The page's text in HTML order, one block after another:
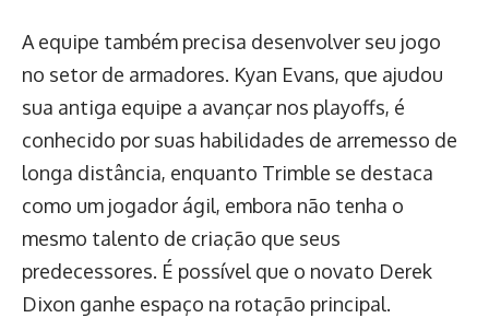
A equipe também precisa desenvolver seu jogo
no setor de armadores. Kyan Evans, que ajudou
sua antiga equipe a avançar nos playoffs, é
conhecido por suas habilidades de arremesso de
longa distância, enquanto Trimble se destaca
como um jogador ágil, embora não tenha o
mesmo talento de criação que seus
predecessores. É possível que o novato Derek
Dixon ganhe espaço na rotação principal.